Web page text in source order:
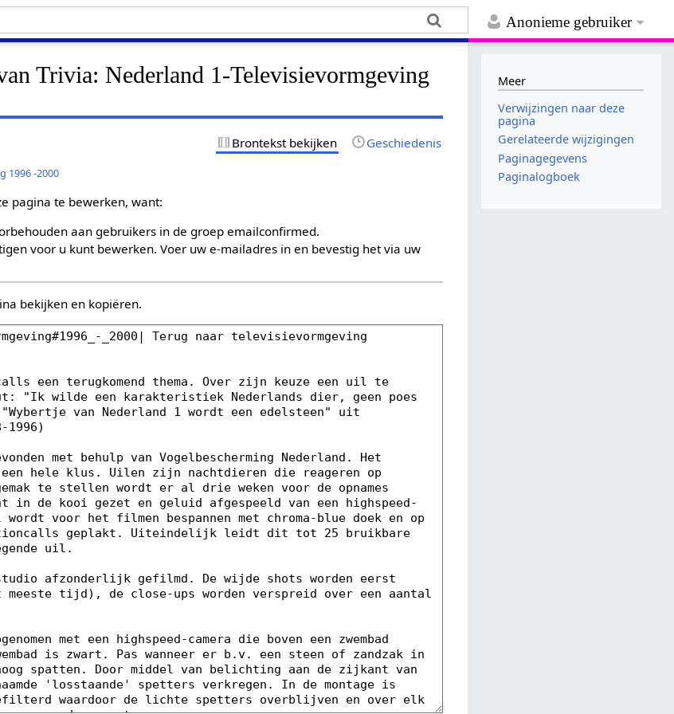
Anonieme gebruiker
Trivia: Nederland 1-Televisievormgeving
Brontekst bekijken Geschiedenis
1996 -2000
pagina te bewerken, want:
aan gebruikers in de groep emailconfirmed.
voor u kunt bewerken. Voer uw e-mailadres in en bevestig het via uw
bekijken en kopiëren.
Meer
Verwijzingen naar deze
pagina
Gerelateerde wijzigingen
Paginagegevens
Paginalogboek